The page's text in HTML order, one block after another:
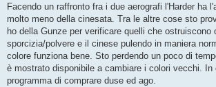
s
a
g
i
o
Facendo un raffronto fra i due aerografi l'Harder ha
molto meno della cinesata. Tra le altre cose sto
ho della Gunze per verificare quelli che ostruiscono
sporcizia/polvere e il cinese pulendo in maniera
colore funziona bene. Sto perdendo un poco di
è mostrato disponibile a cambiare i colori vecchi. In
programma di comprare duse ed ago.